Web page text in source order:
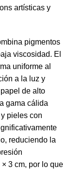
artísticas y
pigmentos
viscosidad. El
uniforme al
a la luz y
de alto
gama cálida
pieles con
reduciendo la
3 cm, por lo que